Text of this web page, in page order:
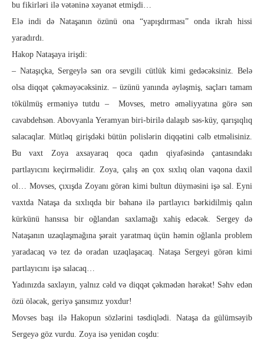
bu fikirləri ilə vətəninə xəyanət etmişdi…
Elə indi də Nataşanın özünü ona “yapışdırması” onda ikrah hissi
yaradırdı.
Hakop Nataşaya irişdi:
– Nataşıçka, Sergeylə sən ora sevgili cütlük kimi gedəcəksiniz. Belə
olsa diqqət çəkməyəcəksiniz. – üzünü yanında əyləşmiş, saçları tamam
tökülmüş erməniyə tutdu – Movses, metro əməliyya­tı­na görə sən
cavabdehsən. Abovyanla Yeramyan biri-birilə da­la­şıb səs-küy, qarışıqlıq
salacaqlar. Mütləq girişdəki bütün polislərin diq­qətini cəlb etməlisiniz.
Bu vaxt Zoya axsayaraq qoca qadın qi­yafəsində çantasındakı
partlayıcını keçirməlidir. Zoya, çalış ən çox sıxlıq olan vaqona daxil
ol… Movses, çıxışda Zoyanı gö­rən kimi bultun düyməsini işə sal. Eyni
vaxtda Nataşa da sıx­lıqda bir bəhanə ilə partlayıcı bərkidilmiş qalın
kürkünü han­sısa bir oğlandan saxlamağı xahiş edəcək. Sergey də
Nataşanın uzaq­laşmağına şərait yaratmaq üçün həmin oğlanla problem
yaradacaq və tez də oradan uzaqlaşacaq. Nataşa Sergeyi gö­rən kimi
partlayıcını işə salacaq…
Yadınızda saxlayın, yalnız cəld və diqqət çəkmədən hərə­kət! Səhv edən
özü öləcək, geriyə şansımız yoxdur!
Movses başı ilə Hakopun sözlərini təsdiqlədi. Nataşa da gü­lüm­səyib
Sergeyə göz vurdu. Zoya isə yenidən coşdu: